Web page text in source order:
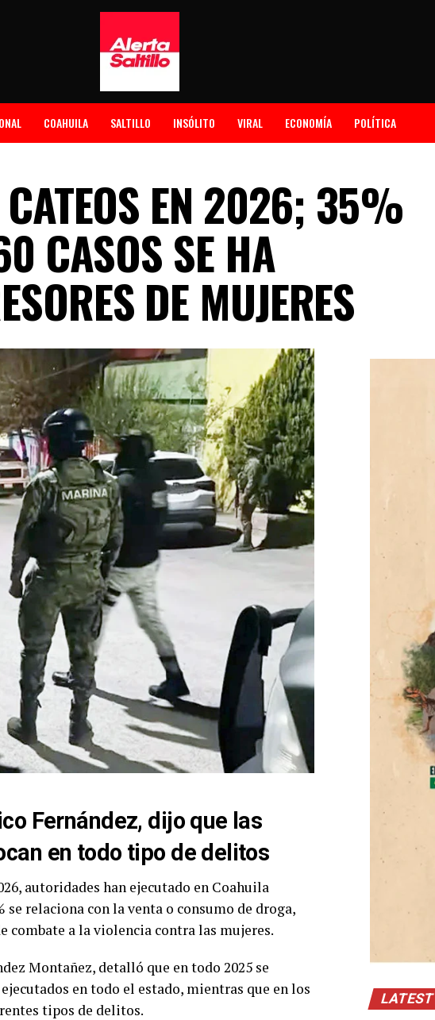
COAHUILA SALTILLO INSÓLITO VIRAL ECONOMÍA POLÍTICA
EN 2026; 35%
CASOS SE HA
DE MUJERES
Fernández, dijo que las
en todo tipo de delitos
autoridades han ejecutado en Coahuila
se relaciona con la venta o consumo de droga,
combate a la violencia contra las mujeres.
Montañez, detalló que en todo 2025 se
en todo el estado, mientras que en los
tipos de delitos.
LATEST